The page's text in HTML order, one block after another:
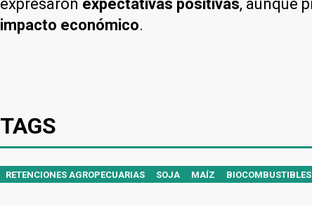
expresaron expectativas positivas, aunque
impacto económico.
TAGS
RETENCIONES AGROPECUARIAS SOJA MAÍZ BIOCOMBUSTIBLES